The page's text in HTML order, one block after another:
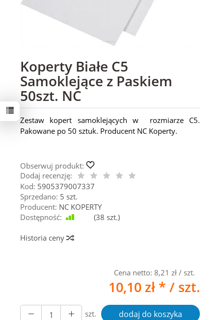
Koperty Białe C5
Samoklejące z Paskiem
50szt. NC
Zestaw kopert samoklejących w rozmiarze C5.
Pakowane po 50 sztuk. Producent NC Koperty.
Obserwuj produkt:
Dodaj recenzję:
Kod: 5905379007337
Sprzedano: 5 szt.
Producent: NC KOPERTY
Dostępność:
(38 szt.)
Historia ceny
Cena netto: 8,21 zł / szt.
10,10 zł * / szt.
szt. dodaj do koszyka